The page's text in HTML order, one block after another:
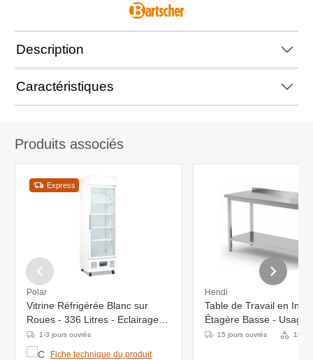
Description
Caractéristiques
Produits associés
Express
Polar
Vitrine Réfrigérée Blanc sur
Roues - 336 Litres - Eclairage -
620x570x1900(h)mm
1-3 jours ouvrés
Fiche technique du produit
Hendi
Table de Travail en Inox
Étagère Basse - Usage
L-400 x P-600mm
15 jours ouvrés 15